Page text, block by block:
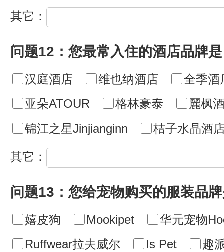
其它：
问题12：您最常入住的酒店品牌
汉庭酒店 维也纳酒店
全季酒
亚朵ATOUR
格林豪泰
麗枫
锦江之星Jinjianginn
桔子水晶酒
其它：
问题13：您给宠物购买的服装品
嬉皮狗 Mookipet
华元宠物
Ruffwear拉夫威尔
Is Pet
趣